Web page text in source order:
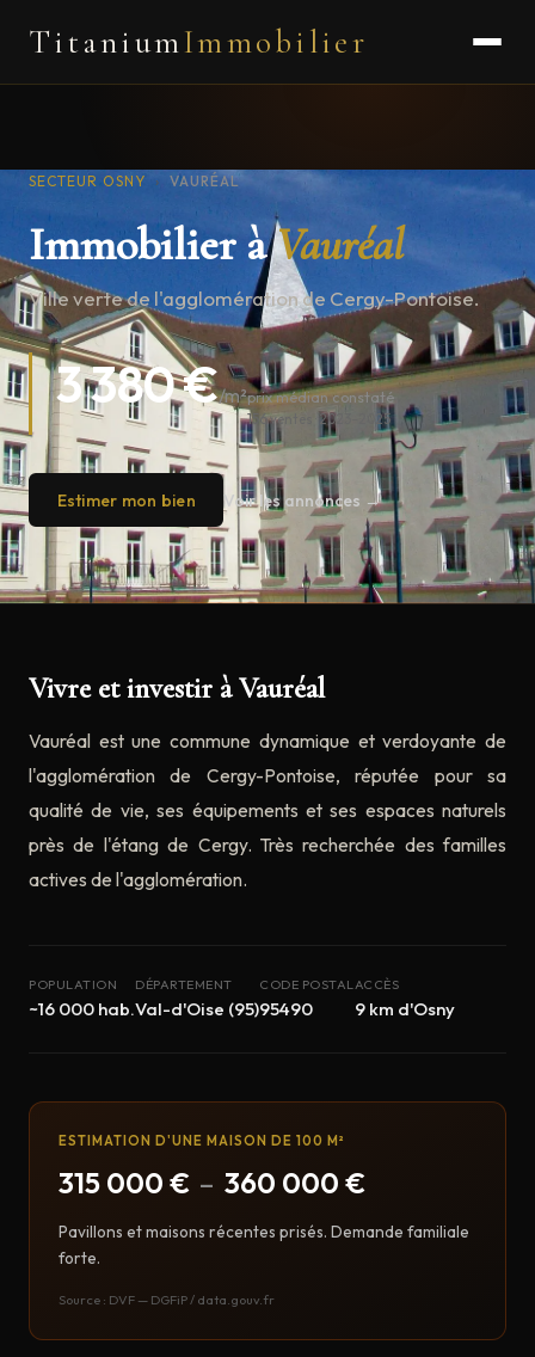
TitaniumImmobilier
SECTEUR OSNY › VAURÉAL
Immobilier àVauréal
Ville verte de l'agglomération de Cergy-Pontoise.
3 380 €/m²prix médian constaté
156 ventes · 2023–2025
Estimer mon bien Voir les annonces →
Vivre et investir à Vauréal
Vauréal est une commune dynamique et verdoyante de
l'agglomération de Cergy-Pontoise, réputée pour sa
qualité de vie, ses équipements et ses espaces naturels
près de l'étang de Cergy. Très recherchée des familles
actives de l'agglomération.
POPULATION
~16 000 hab.
DÉPARTEMENT
Val-d'Oise (95)
CODE POSTAL
95490
ACCÈS
9 km d'Osny
ESTIMATION D'UNE MAISON DE 100 M²
315 000 € – 360 000 €
Pavillons et maisons récentes prisés. Demande familiale
forte.
Source : DVF — DGFiP / data.gouv.fr